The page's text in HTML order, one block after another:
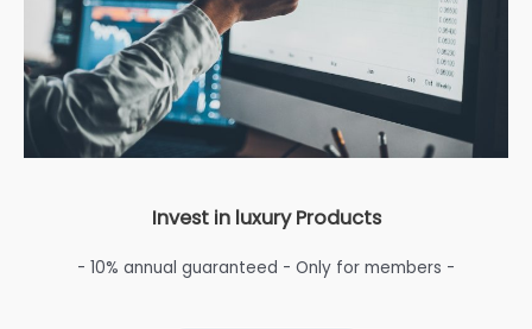
Invest in luxury Products
- 10% annual guaranteed - Only for members -